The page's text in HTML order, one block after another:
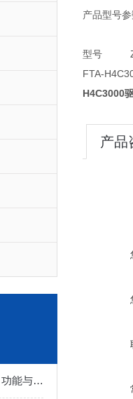
表面粗糙度轮廓仪：原理、功能与应用
产品型号
型号 Z2
FTA-
H4C3000
产品